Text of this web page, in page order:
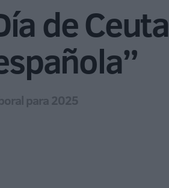
de Ceuta
para 2025